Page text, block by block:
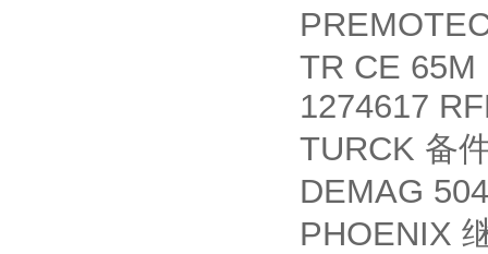
TR CE 65M
1274617
TURCK 备
DEMAG
PHOENIX